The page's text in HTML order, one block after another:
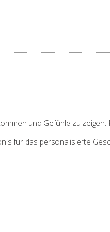
und Gefühle zu
für das personalisierte